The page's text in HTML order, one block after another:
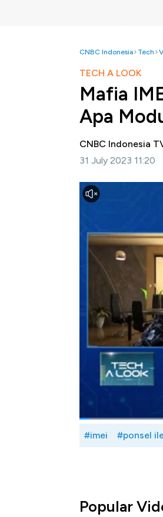
CNBC Indonesia Tech
TECH A LOOK
Mafia
Apa
CNBC Indonesia
31 July 2023 11:20
Jakarta, CNBC
International
Perindustrian dan
kepolisian akan
Ketua Umum
menyebutkan
ponsel ilegal.
Seperti apa
Zahara dengan
Oentaryo dalam
Bagikan:
#imei #ponsel
Popular